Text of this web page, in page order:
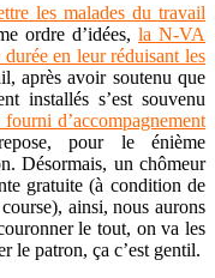
les malades du travail
ordre d’idées, la N-VA
en leur réduisant les
après avoir soutenu que
installés s’est souvenu
d’accompagnement
pour le énième
Désormais, un chômeur
gratuite (à condition de
ainsi, nous aurons
le tout, on va les
le patron, ça c’est gentil.